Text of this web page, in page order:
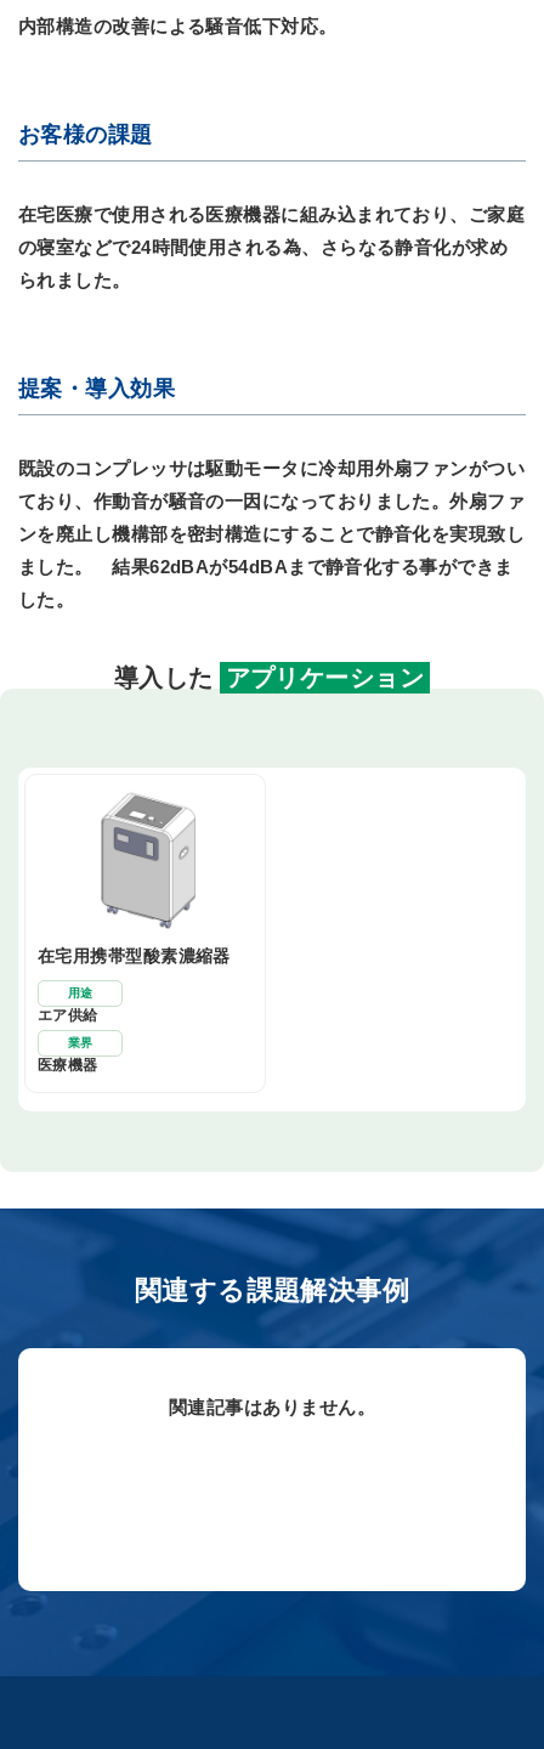
内部構造の改善による騒音低下対応。
お客様の課題
在宅医療で使用される医療機器に組み込まれており、ご家庭
の寝室などで24時間使用される為、さらなる静音化が求め
られました。
提案・導入効果
既設のコンプレッサは駆動モータに冷却用外扇ファンがつい
ており、作動音が騒音の一因になっておりました。外扇ファ
ンを廃止し機構部を密封構造にすることで静音化を実現致し
ました。 結果62dBAが54dBAまで静音化する事ができま
した。
導入した アプリケーション
在宅用携帯型酸素濃縮器
用途
エア供給
業界
医療機器
関連する課題解決事例
関連記事はありません。